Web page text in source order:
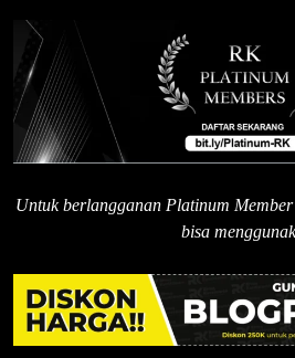
Untuk berlangganan Platinum
bisa